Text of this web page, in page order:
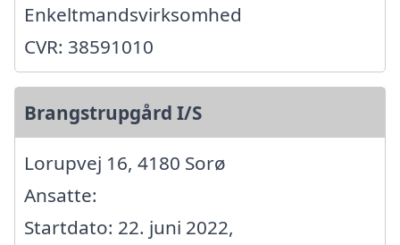
Enkeltmandsvirksomhed
CVR: 38591010
Brangstrupgård I/S
Lorupvej 16, 4180 Sorø
Ansatte:
Startdato: 22. juni 2022,